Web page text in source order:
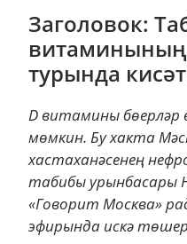
Заголовок:
турында
D витамины бөерләр
мөмкин. Бу хакта
хастаханәсенең
табибы урынбасары
«Говорит Москва»
эфирында искә